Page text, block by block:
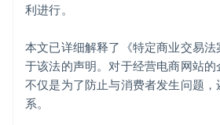
利进行。
本文已详细解释了《特定商业交易
于该法的声明。对于经营电商网站
不仅是为了防止与消费者发生问题
系。